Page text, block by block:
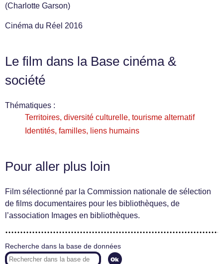
(Charlotte Garson)
Cinéma du Réel 2016
Le film dans la Base cinéma &
société
Thématiques :
Territoires, diversité culturelle, tourisme alternatif
Identités, familles, liens humains
Pour aller plus loin
Film sélectionné par la Commission nationale de sélection
de films documentaires pour les bibliothèques, de
l’association Images en bibliothèques.
Recherche dans la base de données